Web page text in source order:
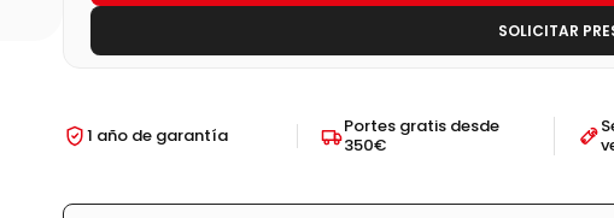
SOLICITAR
1 año de garantía
Portes gratis desde
350€